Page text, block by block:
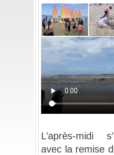
L’après-midi
avec la remise